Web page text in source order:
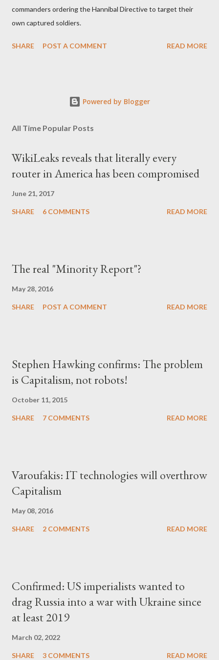
commanders ordering the Hannibal Directive to target their
own captured soldiers.
SHARE POST A COMMENT READ MORE
Powered by Blogger
All Time Popular Posts
WikiLeaks reveals that literally every
router in America has been compromised
June 21, 2017
SHARE 6 COMMENTS READ MORE
The real "Minority Report"?
May 28, 2016
SHARE POST A COMMENT READ MORE
Stephen Hawking confirms: The problem
is Capitalism, not robots!
October 11, 2015
SHARE 7 COMMENTS READ MORE
Varoufakis: IT technologies will overthrow
Capitalism
May 08, 2016
SHARE 2 COMMENTS READ MORE
Confirmed: US imperialists wanted to
drag Russia into a war with Ukraine since
at least 2019
March 02, 2022
SHARE 3 COMMENTS READ MORE